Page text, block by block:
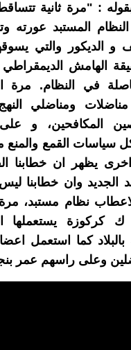
: "مرة ثانية
المستبد عورته
و الديكور والتي
الهامش الديمقراطي
في النظام. مرة
مناضلات ومناضلي
المكافحين، و
سياسات القمع والمنع
يظهر ان خطابنا
الجديد وان خطابنا
نظام مستبد،
ك كركوزة يستعملها
بالبلاد كما استعمل
وعلى راسهم عمر